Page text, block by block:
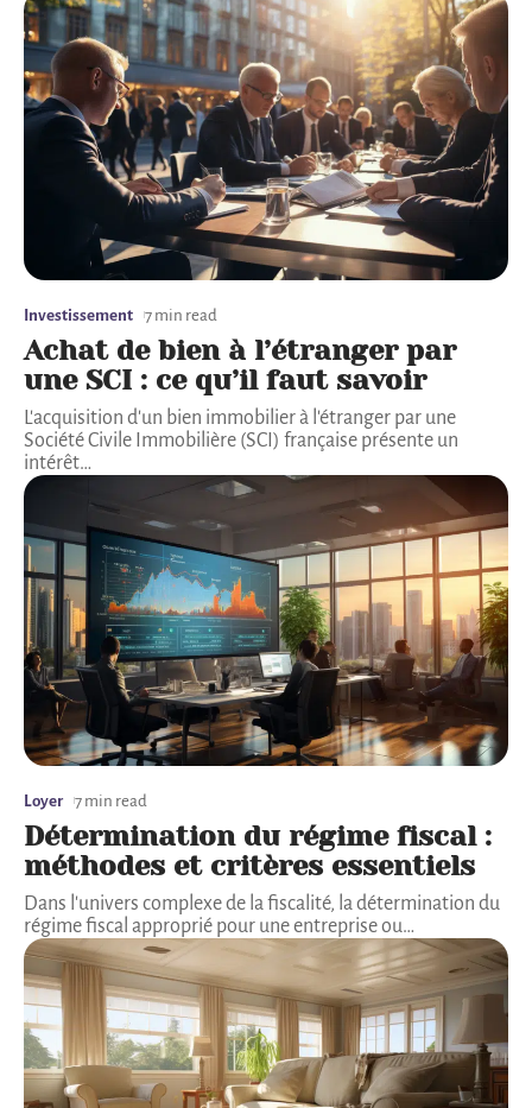
Investissement 7 min read
Achat de bien à l’étranger par
une SCI : ce qu’il faut savoir
L'acquisition d'un bien immobilier à l'étranger par une
Société Civile Immobilière (SCI) française présente un
intérêt…
Loyer 7 min read
Détermination du régime fiscal :
méthodes et critères essentiels
Dans l'univers complexe de la fiscalité, la détermination du
régime fiscal approprié pour une entreprise ou…